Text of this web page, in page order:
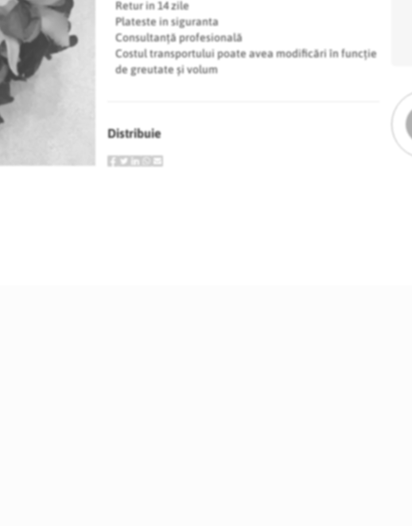
Retur in 14 zile
Plateste in siguranta
Consultanță profesională
Costul transportului poate avea modificări în funcție
de greutate și volum
Distribuie